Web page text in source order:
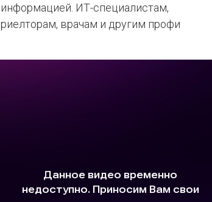
информацией. ИТ-специалистам,
риелторам, врачам и другим профи